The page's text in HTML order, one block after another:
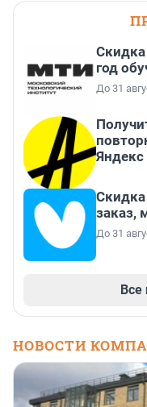
год
До 31
заказ,
До 31
Все
НОВОСТИ